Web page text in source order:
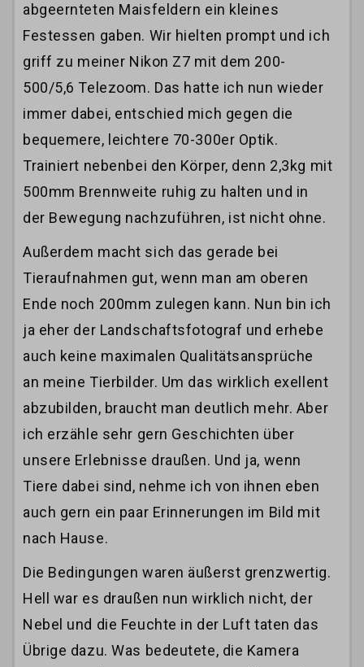
abgeernteten Maisfeldern ein kleines
Festessen gaben. Wir hielten prompt und ich
griff zu meiner Nikon Z7 mit dem 200-
500/5,6 Telezoom. Das hatte ich nun wieder
immer dabei, entschied mich gegen die
bequemere, leichtere 70-300er Optik.
Trainiert nebenbei den Körper, denn 2,3kg mit
500mm Brennweite ruhig zu halten und in
der Bewegung nachzuführen, ist nicht ohne.
Außerdem macht sich das gerade bei
Tieraufnahmen gut, wenn man am oberen
Ende noch 200mm zulegen kann. Nun bin ich
ja eher der Landschaftsfotograf und erhebe
auch keine maximalen Qualitätsansprüche
an meine Tierbilder. Um das wirklich exellent
abzubilden, braucht man deutlich mehr. Aber
ich erzähle sehr gern Geschichten über
unsere Erlebnisse draußen. Und ja, wenn
Tiere dabei sind, nehme ich von ihnen eben
auch gern ein paar Erinnerungen im Bild mit
nach Hause.
Die Bedingungen waren äußerst grenzwertig.
Hell war es draußen nun wirklich nicht, der
Nebel und die Feuchte in der Luft taten das
Übrige dazu. Was bedeutete, die Kamera